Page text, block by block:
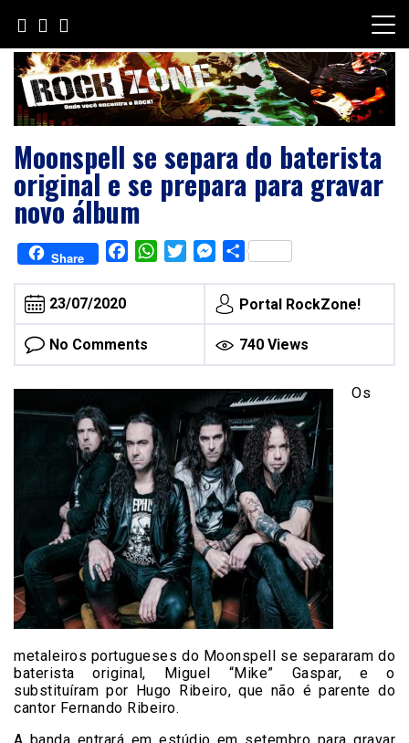
content
Moonspell se separa do baterista
original e se prepara para gravar
novo álbum
Share FacebookWhatsAppTwitterMessenger
Share
23/07/2020 Portal RockZone!
No Comments 740 Views
Os
metaleiros portugueses do Moonspell se separaram do
baterista original, Miguel “Mike” Gaspar, e o
substituíram por Hugo Ribeiro, que não é parente do
cantor Fernando Ribeiro.